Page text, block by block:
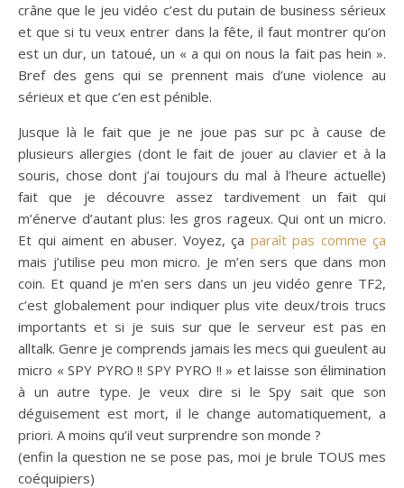
crâne que le jeu vidéo c’est du putain de business sérieux
et que si tu veux entrer dans la fête, il faut montrer qu’on
est un dur, un tatoué, un « a qui on nous la fait pas hein ».
Bref des gens qui se prennent mais d’une violence au
sérieux et que c’en est pénible.
Jusque là le fait que je ne joue pas sur pc à cause de
plusieurs allergies (dont le fait de jouer au clavier et à la
souris, chose dont j’ai toujours du mal à l’heure actuelle)
fait que je découvre assez tardivement un fait qui
m’énerve d’autant plus: les gros rageux. Qui ont un micro.
Et qui aiment en abuser. Voyez, ça paraît pas comme ça
mais j’utilise peu mon micro. Je m’en sers que dans mon
coin. Et quand je m’en sers dans un jeu vidéo genre TF2,
c’est globalement pour indiquer plus vite deux/trois trucs
importants et si je suis sur que le serveur est pas en
alltalk. Genre je comprends jamais les mecs qui gueulent au
micro « SPY PYRO !! SPY PYRO !! » et laisse son élimination
à un autre type. Je veux dire si le Spy sait que son
déguisement est mort, il le change automatiquement, a
priori. A moins qu’il veut surprendre son monde ?
(enfin la question ne se pose pas, moi je brule TOUS mes
coéquipiers)